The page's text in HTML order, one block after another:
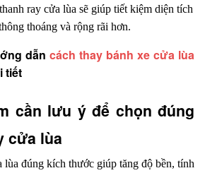
ray cửa lùa sẽ giúp tiết kiệm diện tích
thoáng và rộng rãi hơn.
dẫn cách thay bánh xe cửa lùa
tiết
cần lưu ý để chọn đúng
cửa lùa
đúng kích thước giúp tăng độ bền, tính